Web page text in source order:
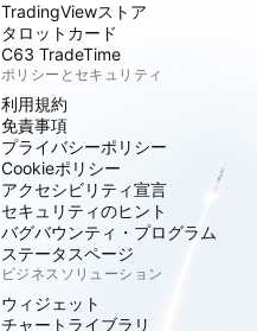
TradingViewストア
タロットカード
C63 TradeTime
ポリシーとセキュリティ
利用規約
免責事項
プライバシーポリシー
Cookieポリシー
アクセシビリティ宣言
セキュリティのヒント
バグバウンティ・プログラム
ステータスページ
ビジネスソリューション
ウィジェット
チャートライブラリ